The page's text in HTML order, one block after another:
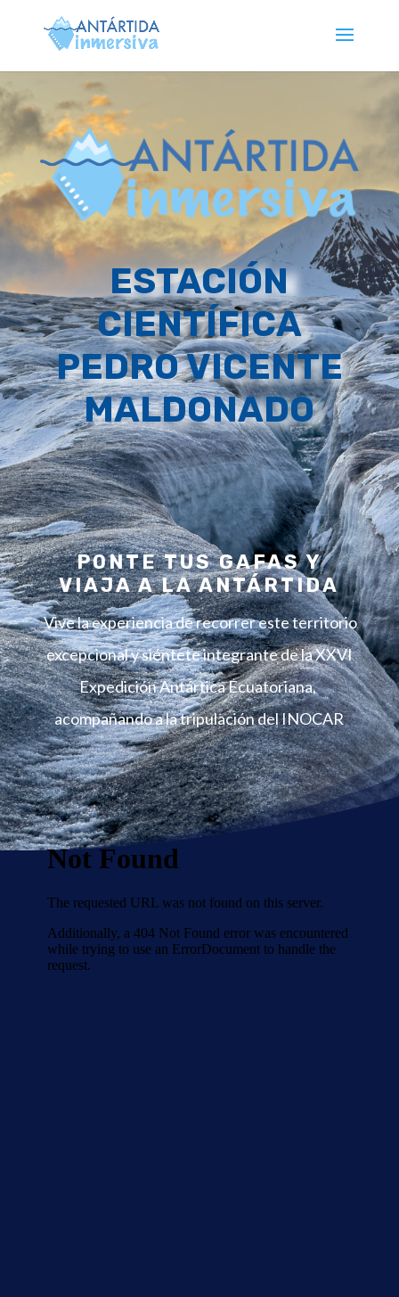
ESTACIÓN
CIENTÍFICA
PEDRO VICENTE
MALDONADO
PONTE TUS GAFAS Y
VIAJA A LA ANTÁRTIDA
Vive la experiencia de recorrer este territorio
excepcional y siéntete integrante de la XXVI
Expedición Antártica Ecuatoriana,
acompañando a la tripulación delINOCAR
7